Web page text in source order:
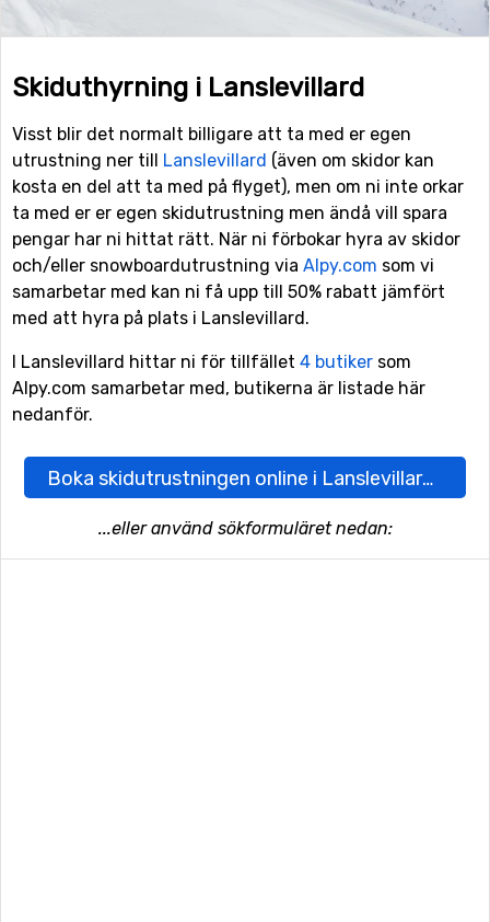
Skiduthyrning i Lanslevillard
Visst blir det normalt billigare att ta med er egen
utrustning ner till Lanslevillard (även om skidor kan
kosta en del att ta med på flyget), men om ni inte orkar
ta med er er egen skidutrustning men ändå vill spara
pengar har ni hittat rätt. När ni förbokar hyra av skidor
och/eller snowboardutrustning via Alpy.com som vi
samarbetar med kan ni få upp till 50% rabatt jämfört
med att hyra på plats i Lanslevillard.
I Lanslevillard hittar ni för tillfället 4 butiker som
Alpy.com samarbetar med, butikerna är listade här
nedanför.
Boka skidutrustningen online i Lanslevillard här
...eller använd sökformuläret nedan: